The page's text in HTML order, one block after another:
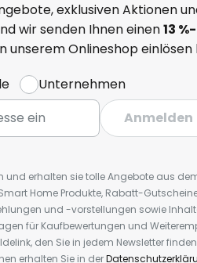
exklusiven Aktionen
wir senden Ihnen einen13 %
unserem Onlineshop
Unternehmen
Anmelden
und erhalten sie tolle Angebote aus
Home Produkte, Rabatt-
und -vorstellungen sowie
für Kaufbewertungen und
den Sie in jedem Newsletter
erhalten Sie in der